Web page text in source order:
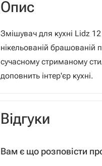
Опис
Змішувач для кухні Lidz
нікельованій брашованій
сучасному стриманому
доповнить інтер'єр кухні.
Відгуки
Вам є що розповісти